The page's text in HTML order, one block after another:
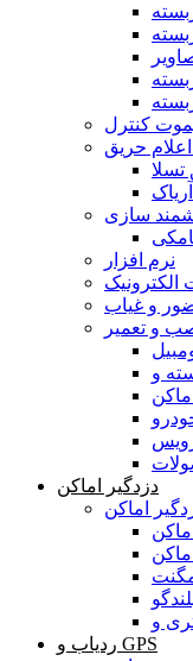
کنترل
حریق
تسلا
سازی
نرم افزار
و غیاب
و تعمیر
دزدگیر اماکن
اماکن
ردیاب و GPS